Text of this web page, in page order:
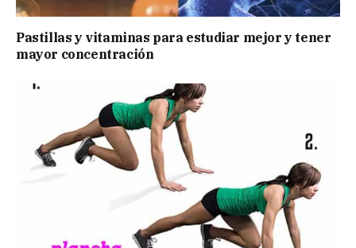
Pastillas y vitaminas para estudiar mejor y tener
mayor concentración